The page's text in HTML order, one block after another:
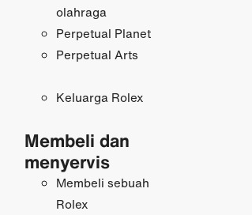
olahraga
Perpetual Planet
Perpetual Arts
Keluarga Rolex
Membeli dan
menyervis
Membeli sebuah
Rolex